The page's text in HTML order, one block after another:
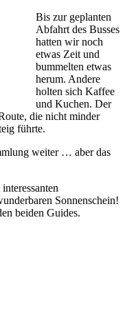
Bis zur geplanten
Abfahrt des Busses
hatten wir noch
etwas Zeit und
bummelten etwas
herum. Andere
holten sich Kaffee
und Kuchen. Der
die nicht minder
führte.
weiter … aber das
Sonnenschein!
beiden Guides.